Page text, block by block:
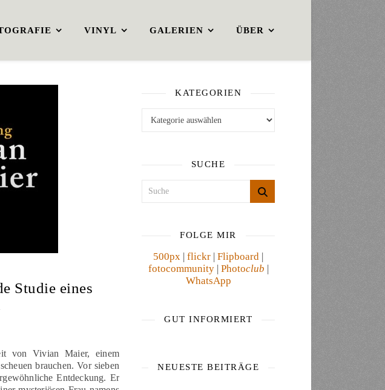
VINYL GALERIEN ÜBER
Studie eines
von Vivian Maier, einem
brauchen. Vor sieben
Entdeckung. Er
KATEGORIEN
SUCHE
FOLGE MIR
500px | flickr | Flipboard |
fotocommunity| Photoclub |
WhatsApp
GUT INFORMIERT
NEUESTE BEITRÄGE